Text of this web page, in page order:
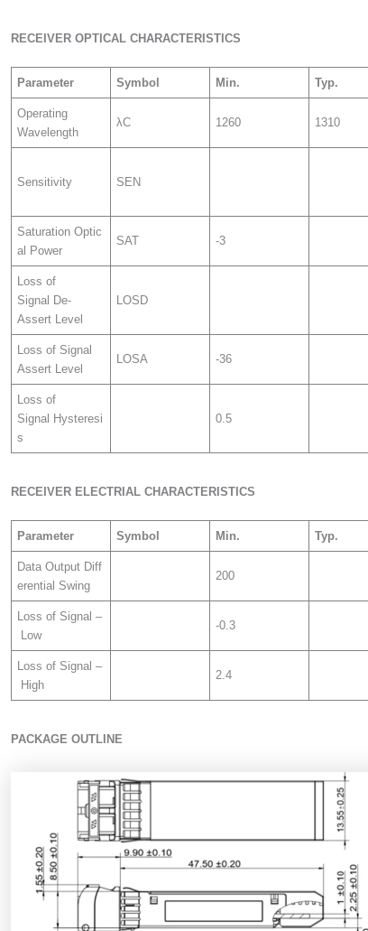
RECEIVER OPTICAL CHARACTERISTICS
Parameter Symbol Min. Typ.
Operating
Wavelength
λC 1260 1310
Sensitivity SEN
Saturation Optic
al Power
SAT -3
Loss of
Signal De-
Assert Level
LOSD
Loss of Signal
Assert Level
LOSA -36
Loss of
Signal Hysteresi
s
0.5
RECEIVER ELECTRIAL CHARACTERISTICS
Parameter Symbol Min. Typ.
Data Output Diff
erential Swing
200
Loss of Signal –
Low
-0.3
Loss of Signal –
High
2.4
PACKAGE OUTLINE